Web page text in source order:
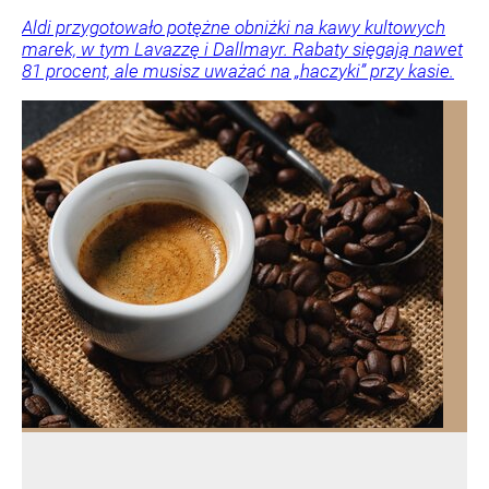
Aldi przygotowało potężne obniżki na kawy kultowych
marek, w tym Lavazzę i Dallmayr. Rabaty sięgają nawet
81 procent, ale musisz uważać na „haczyki” przy kasie.